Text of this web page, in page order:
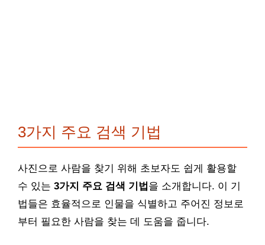
3가지 주요 검색 기법
사진으로 사람을 찾기 위해 초보자도 쉽게 활용할
수 있는 3가지 주요 검색 기법 을 소개합니다. 이 기
법들은 효율적으로 인물을 식별하고 주어진 정보로
부터 필요한 사람을 찾는 데 도움을 줍니다.